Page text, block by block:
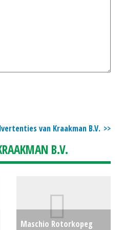
van Kraakman B.V.
B.V.
Maschio Rotorkopeg